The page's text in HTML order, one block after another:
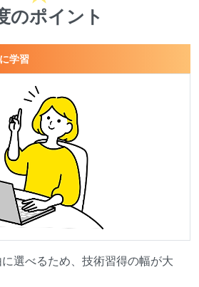
のポイント
学習
選べるため、技術習得の幅が大